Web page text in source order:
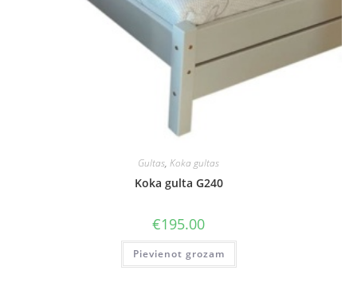
Gultas, Koka gultas
Koka gulta G240
€195.00
Pievienot grozam